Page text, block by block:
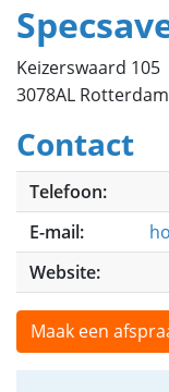
Keizerswaard 105
3078AL Rotterdam
Contact
Telefoon:
E-mail:
Website:
Maak een